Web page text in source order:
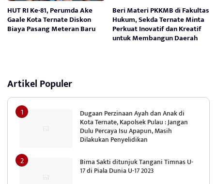
HUT RI Ke-81, Perumda Ake
Gaale Kota Ternate Diskon
Biaya Pasang Meteran Baru
Beri Materi PKKMB di Fakultas
Hukum, Sekda Ternate Minta
Perkuat Inovatif dan Kreatif
untuk Membangun Daerah
Artikel Populer
Dugaan Perzinaan Ayah dan Anak di
Kota Ternate, Kapolsek Pulau : Jangan
Dulu Percaya Isu Apapun, Masih
Dilakukan Penyelidikan
Bima Sakti ditunjuk Tangani Timnas U-
17 di Piala Dunia U-17 2023